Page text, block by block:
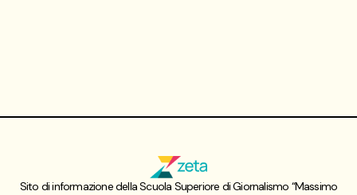
Sito di informazione della Scuola Superiore di Giornalismo “Massimo